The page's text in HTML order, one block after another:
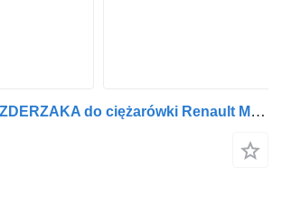
LEWA SEKCJA ZDERZAKA do ciężarówki Renault MAGNUM DXi (2008-)